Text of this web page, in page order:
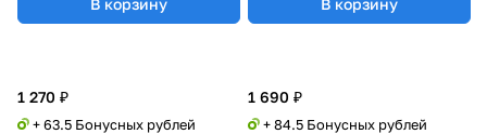
В корзину В корзину
1 270 ₽
+ 63.5 Бонусных рублей
1 690 ₽
+ 84.5 Бонусных рублей